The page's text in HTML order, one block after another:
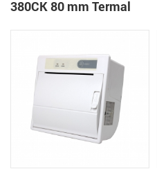
380CK 80 mm Termal